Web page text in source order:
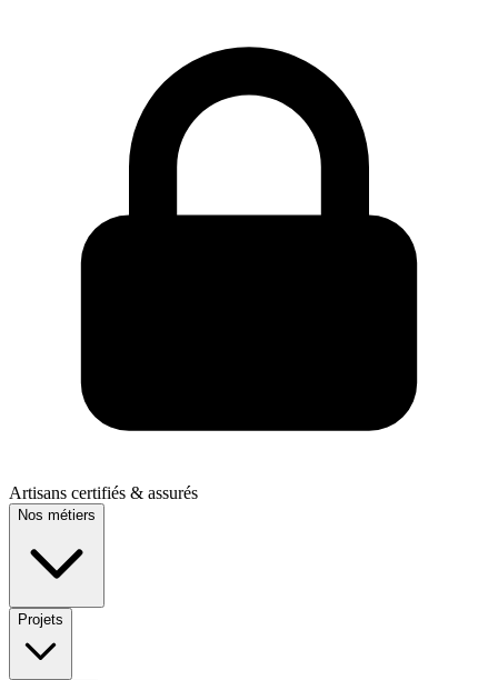
Artisans certifiés & assurés
Nos métiers
Projets